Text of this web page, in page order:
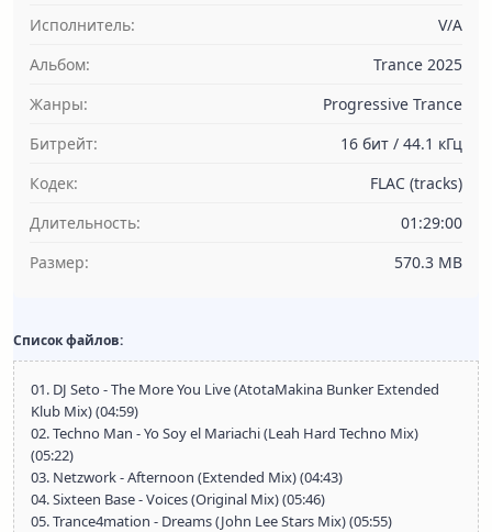
Исполнитель:
V/A
Альбом:
Trance 2025
Жанры:
Progressive Trance
Битрейт:
16 бит / 44.1 кГц
Кодек:
FLAC (tracks)
Длительность:
01:29:00
Размер:
570.3 MB
Список файлов:
01. DJ Seto - The More You Live (AtotaMakina Bunker Extended
Klub Mix) (04:59)
02. Techno Man - Yo Soy el Mariachi (Leah Hard Techno Mix)
(05:22)
03. Netzwork - Afternoon (Extended Mix) (04:43)
04. Sixteen Base - Voices (Original Mix) (05:46)
05. Trance4mation - Dreams (John Lee Stars Mix) (05:55)